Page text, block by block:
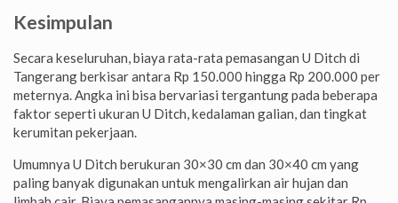
Kesimpulan
Secara keseluruhan, biaya rata-rata pemasangan U Ditch di
Tangerang berkisar antara Rp 150.000 hingga Rp 200.000 per
meternya. Angka ini bisa bervariasi tergantung pada beberapa
faktor seperti ukuran U Ditch, kedalaman galian, dan tingkat
kerumitan pekerjaan.
Umumnya U Ditch berukuran 30×30 cm dan 30×40 cm yang
paling banyak digunakan untuk mengalirkan air hujan dan